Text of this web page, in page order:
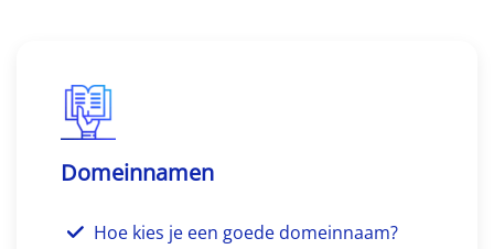
Domeinnamen
Hoe kies je een goede domeinnaam?